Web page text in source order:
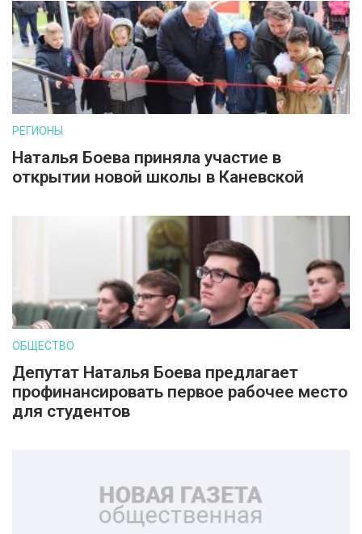
РЕГИОНЫ
Наталья Боева приняла участие в
открытии новой школы в Каневской
ОБЩЕСТВО
Депутат Наталья Боева предлагает
профинансировать первое рабочее место
для студентов